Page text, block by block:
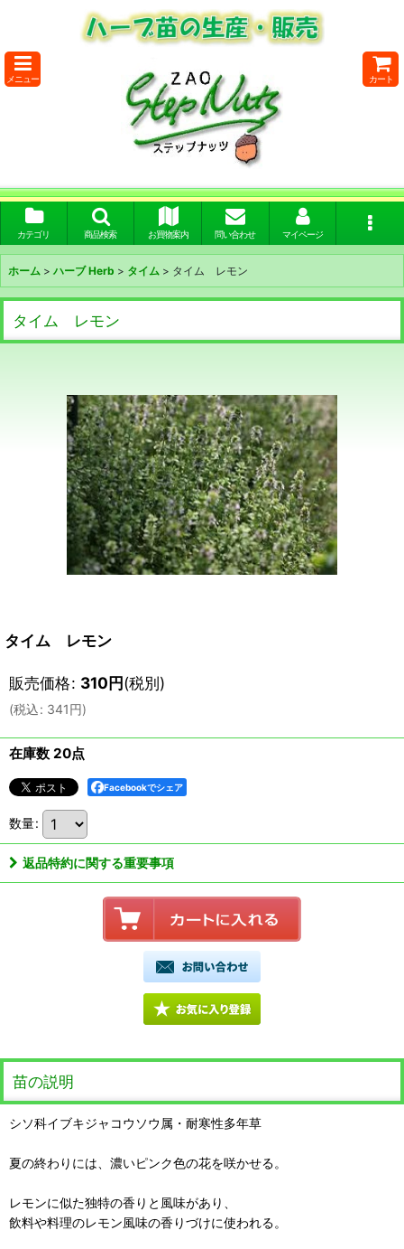
メニュー カート
カテゴリ 商品検索 お買物案内 問い合わせ マイページ
ホーム > ハーブ Herb > タイム > タイム レモン
タイム レモン
タイム レモン
販売価格: 310円(税別)
(税込: 341円)
在庫数 20点
Facebookでシェア
数量:
返品特約に関する重要事項
苗の説明
シソ科イブキジャコウソウ属・耐寒性多年草
夏の終わりには、濃いピンク色の花を咲かせる。
レモンに似た独特の香りと風味があり、
飲料や料理のレモン風味の香りづけに使われる。